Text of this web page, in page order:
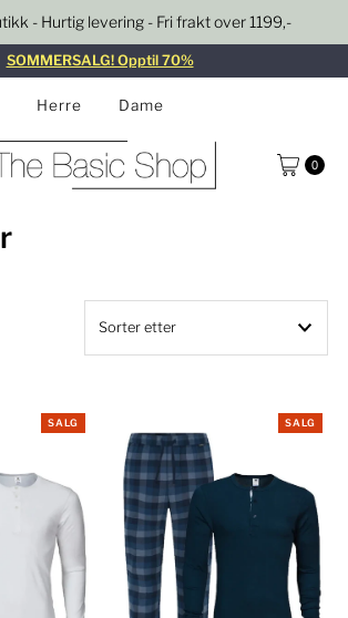
- Hurtig levering - Fri frakt over 1199,-
SOMMERSALG! Opptil 70%
Herre Dame
0
Bestselger
Alfabetisk, A–Å
Alfabetisk, Å–A
Pris, lav til høy
Pris, høy til lav
SALG SALG